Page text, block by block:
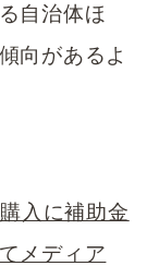
自治体ほ
向があるよ
入に補助金
メディア